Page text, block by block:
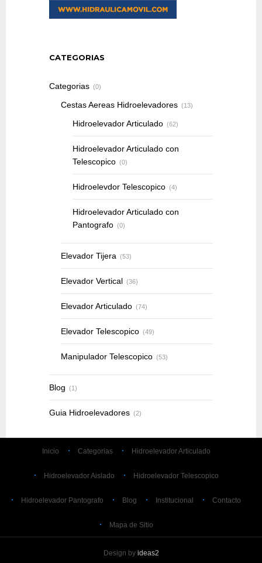
CATEGORIAS
Categorias (0)
Cestas Aereas Hidroelevadores (13)
Hidroelevador Articulado (62)
Hidroelevador Articulado con
Telescopico (0)
Hidroelevdor Telescopico (4)
Hidroelevador Articulado con
Pantografo (0)
Elevador Tijera (53)
Elevador Vertical (36)
Elevador Articulado (74)
Elevador Telescopico (49)
Manipulador Telescopico (53)
Blog (1)
Guia Hidroelevadores (2)
Inicio Categorias Hidroelevador Articulado
Hidroelevador Aislado Hidroelevador Telescopico
Hidroelevador Pantografo Blog Institucional Contacto
Mapa de Sitio
Design by ideas2